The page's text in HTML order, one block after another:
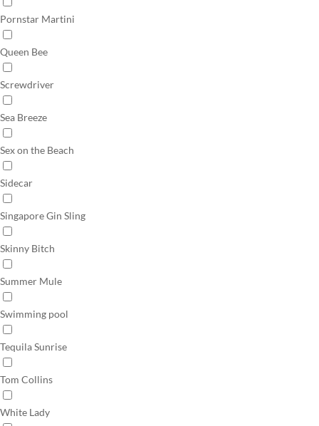
Pornstar Martini
Queen Bee
Screwdriver
Sea Breeze
Sex on the Beach
Sidecar
Singapore Gin Sling
Skinny Bitch
Summer Mule
Swimming pool
Tequila Sunrise
Tom Collins
White Lady